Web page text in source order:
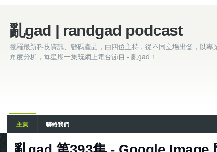
亂gad | randgad podcast
搜羅最新科技資訊、數碼產品，由四位主持，從不同立場出發，以專
角度分析，每星期一集既網上電台節目 - 亂gad！
主頁 聯絡我們